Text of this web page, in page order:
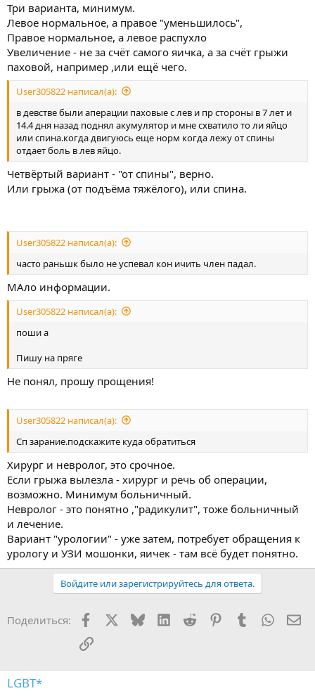
Три варианта, минимум.
Левое нормальное, а правое "уменьшилось",
Правое нормальное, а левое распухло
Увеличение - не за счёт самого яичка, а за счёт грыжи
паховой, например ,или ещё чего.
User305822 написал(а):
в девстве были аперации паховые с лев и пр стороны в 7 лет и
14.4 дня назад поднял акумулятор и мне схватило то ли яйцо
или спина.когда двигуюсь еще норм когда лежу от спины
отдает боль в лев яйцо.
Четвёртый вариант - "от спины", верно.
Или грыжа (от подъёма тяжёлого), или спина.
User305822 написал(а):
часто раньшк было не успевал кон ичить член падал.
МАло информации.
User305822 написал(а):
поши а
Пишу на пряге
Не понял, прошу прощения!
User305822 написал(а):
Сп зарание.подскажите куда обратиться
Хирург и невролог, это срочное.
Если грыжа вылезла - хирург и речь об операции,
возможно. Минимум больничный.
Невролог - это понятно ,"радикулит", тоже больничный
и лечение.
Вариант "урологии" - уже затем, потребует обращения к
урологу и УЗИ мошонки, яичек - там всё будет понятно.
Войдите или зарегистрируйтесь для ответа.
Поделиться: Facebook BlueskyLinkedIn
Reddit PinterestTumblr
Ссылка
LGBT*